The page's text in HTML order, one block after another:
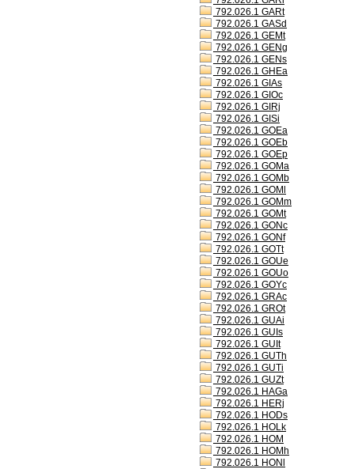
792.026.1 GARt
792.026.1 GASd
792.026.1 GEMt
792.026.1 GENg
792.026.1 GENs
792.026.1 GHEa
792.026.1 GIAs
792.026.1 GIOc
792.026.1 GIRj
792.026.1 GISi
792.026.1 GOEa
792.026.1 GOEb
792.026.1 GOEp
792.026.1 GOMa
792.026.1 GOMb
792.026.1 GOMl
792.026.1 GOMm
792.026.1 GOMt
792.026.1 GONc
792.026.1 GONf
792.026.1 GOTt
792.026.1 GOUe
792.026.1 GOUo
792.026.1 GOYc
792.026.1 GRAc
792.026.1 GROt
792.026.1 GUAi
792.026.1 GUIs
792.026.1 GUIt
792.026.1 GUTh
792.026.1 GUTi
792.026.1 GUZt
792.026.1 HAGa
792.026.1 HERj
792.026.1 HODs
792.026.1 HOLk
792.026.1 HOM
792.026.1 HOMh
792.026.1 HONl